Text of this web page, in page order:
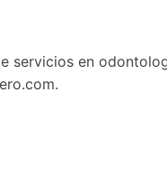
servicios en